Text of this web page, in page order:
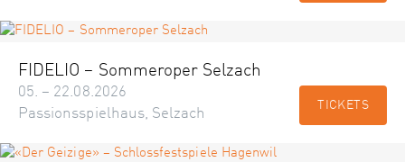
FIDELIO – Sommeroper Selzach
05. – 22.08.2026
Passionsspielhaus, Selzach
TICKETS